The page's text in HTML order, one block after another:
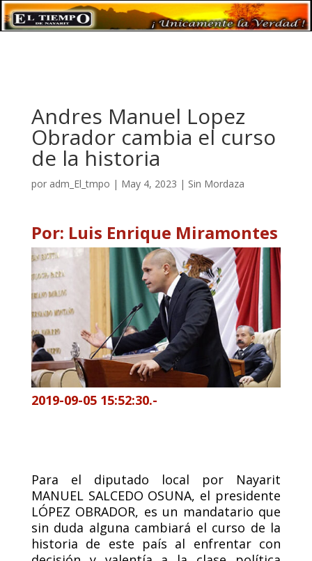
Andres Manuel Lopez
Obrador cambia el curso
de la historia
por adm_El_tmpo | May 4, 2023 | Sin Mordaza
Por: Luis Enrique Miramontes
2019-09-05 15:52:30.-
Para el diputado local por Nayarit
MANUEL SALCEDO OSUNA, el presidente
LÓPEZ OBRADOR, es un mandatario que
sin duda alguna cambiará el curso de la
historia de este país al enfrentar con